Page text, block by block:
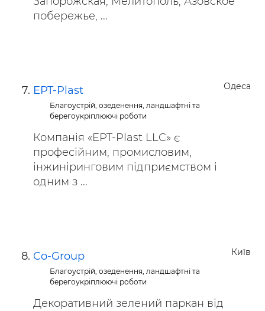
побережье, ...
Одеса
EPT-Plast
Благоустрій, озеденення, ландшафтні та
берегоукріплюючі роботи
Компанія «EPT-Plast LLC» є
професійним, промисловим,
інжиніринговим підприємством і
одним з ...
Київ
Co-Group
Благоустрій, озеденення, ландшафтні та
берегоукріплюючі роботи
Декоративний зелений паркан від